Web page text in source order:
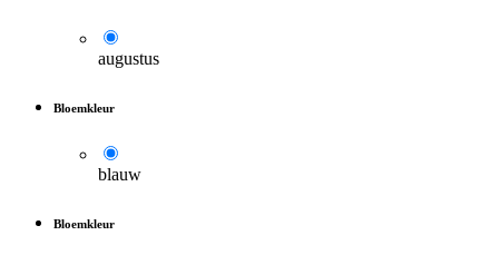
augustus
Bloemkleur
blauw
Bloemkleur